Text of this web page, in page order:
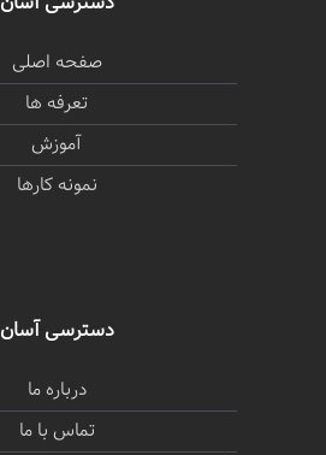
صفحه اصلی
تعرفه ها
آموزش
نمونه کارها
دسترسی آسان
درباره ما
تماس با ما